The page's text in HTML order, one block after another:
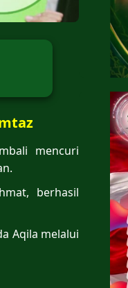
mencuri
berhasil
Aqila melalui